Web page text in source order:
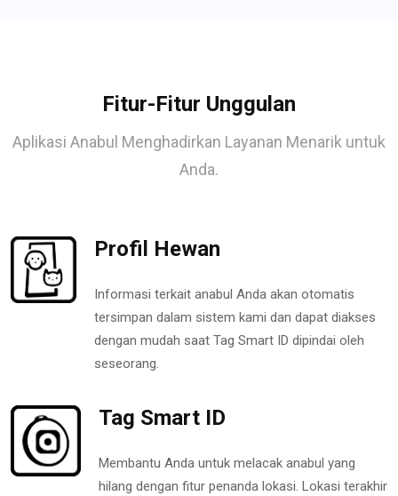
Fitur-Fitur Unggulan
Aplikasi Anabul Menghadirkan Layanan Menarik untuk
Anda.
Profil Hewan
Informasi terkait anabul Anda akan otomatis
tersimpan dalam sistem kami dan dapat diakses
dengan mudah saat Tag Smart ID dipindai oleh
seseorang.
Tag Smart ID
Membantu Anda untuk melacak anabul yang
hilang dengan fitur penanda lokasi. Lokasi terakhir